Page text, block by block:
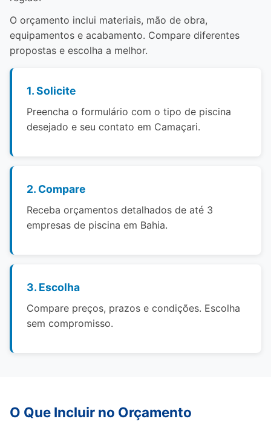
O orçamento inclui materiais, mão de obra,
equipamentos e acabamento. Compare diferentes
propostas e escolha a melhor.
1. Solicite
Preencha o formulário com o tipo de piscina
desejado e seu contato em Camaçari.
2. Compare
Receba orçamentos detalhados de até 3
empresas de piscina em Bahia.
3. Escolha
Compare preços, prazos e condições. Escolha
sem compromisso.
O Que Incluir no Orçamento